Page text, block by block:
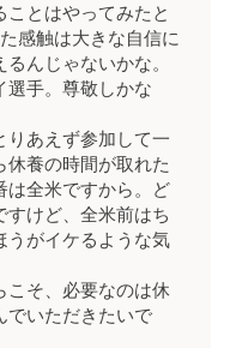
とはやってみたと
感触は大きな自信に
んじゃないかな。
選手。尊敬しかな
りあえず参加して一
休養の時間が取れた
は全米ですから。ど
すけど、全米前はち
うがイケるような気
こそ、必要なのは休
でいただきたいで